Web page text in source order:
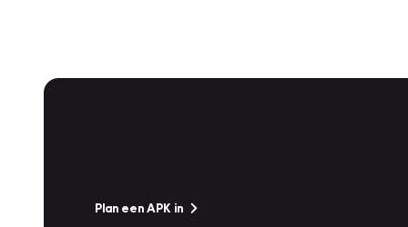
Plan een APK in